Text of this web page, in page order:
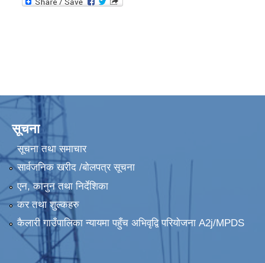
सूचना
सूचना तथा समाचार
सार्वजनिक खरीद /बोलपत्र सूचना
एन, कानुन तथा निर्देशिका
कर तथा शुल्कहरु
कैलारी गाउँपालिका न्यायमा पहुँच अभिवृद्वि परियोजना A2j/MPDS